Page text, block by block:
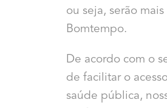
ou seja, serão
Bomtempo.
De acordo com o
de facilitar o
saúde pública,